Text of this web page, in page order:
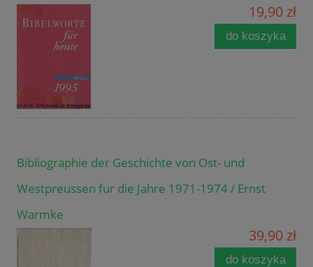
19,90 zł
do koszyka
Bibliographie der Geschichte von Ost- und
Westpreussen fur die Jahre 1971-1974 / Ernst
Warmke
39,90 zł
do koszyka